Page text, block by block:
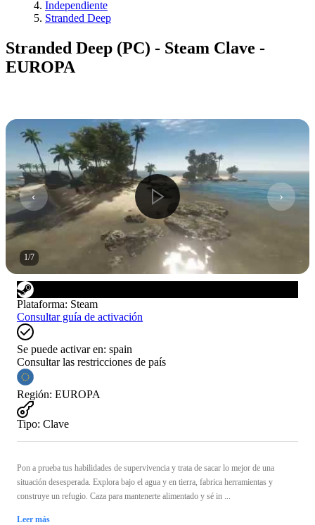
Independiente
Stranded Deep
Stranded Deep (PC) - Steam Clave -
EUROPA
1/7
Plataforma: Steam
Consultar guía de activación
Se puede activar en: spain
Consultar las restricciones de país
Región: EUROPA
Tipo: Clave
Pon a prueba tus habilidades de supervivencia y trata de sacar lo mejor de una
situación desesperada. Explora bajo el agua y en tierra, fabrica herramientas y
construye un refugio. Caza para mantenerte alimentado y sé in ...
Leer más